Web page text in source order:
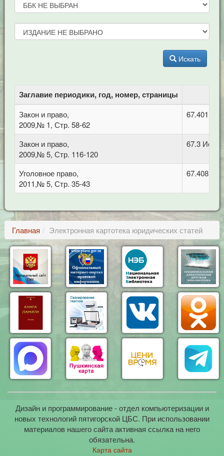
Искать
Заглавие периодики, год, номер, страницы
Закон и право,
2009,№ 1, Стр. 58-62
67.401
Закон и право,
2009,№ 5, Стр. 116-120
67.3
Уголовное право,
2011,№ 5, Стр. 35-43
67.408
Главная Электронная картотека юридических статей
Дизайн и программирование - отдел компьютеризации и
новых технологий пятигорской ЦБС. При использовании
материалов нашего сайта активная ссылка на него
обязательна.
Карта сайта